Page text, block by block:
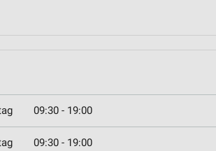
09:30 - 19:00
09:30 - 19:00